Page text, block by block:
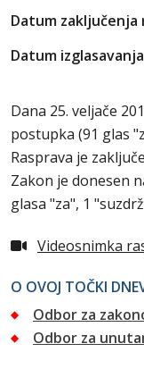
Datum zaključenja
Datum
Dana 25. veljače
postupka (91 glas
Rasprava je
Zakon je donesen
glasa "za", 1
Videosnimka
O OVOJ TOČKI
Odbor za
Odbor za